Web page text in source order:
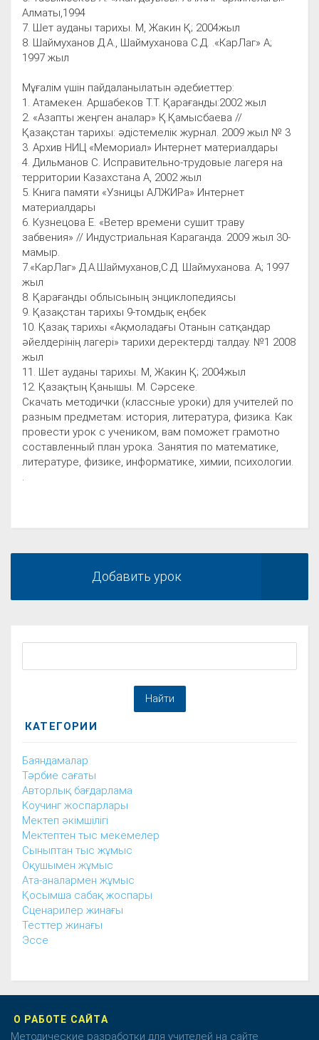
Алматы,1994
7. Шет ауданы тарихы. М, Жакин Қ; 2004жыл
8. Шаймуханов Д.А., Шаймуханова С.Д. .«КарЛаг» А;
1997 жыл
Мұғалім үшін пайдаланылатын әдебиеттер:
1. Атамекен. Аршабеков Т.Т. Қарағанды:2002 жыл
2. «Азапты жеңген аналар» Қ.Қамысбаева //
Қазақстан тарихы: әдістемелік журнал. 2009 жыл № 3
3. Архив НИЦ «Мемориал» Интернет материалдары
4. Дильманов С. Исправительно-трудовые лагеря на
территории Казахстана А, 2002 жыл
5. Книга памяти «Узницы АЛЖИРа» Интернет
материалдары
6. Кузнецова Е. «Ветер времени сушит траву
забвения» // Индустриальная Караганда. 2009 жыл 30-
мамыр.
7.«КарЛаг» Д.А.Шаймуханов,С.Д. Шаймуханова. А; 1997
жыл
8. Қарағанды облысының энциклопедиясы
9. Қазақстан тарихы 9-томдық еңбек
10. Қазақ тарихы «Ақмоладағы Отанын сатқандар
әйелдерінің лагері» тарихи деректерді талдау. №1 2008
жыл
11. Шет ауданы тарихы. М, Жакин Қ; 2004жыл
12. Қазақтың Қанышы. М. Сәрсеке.
Скачать методички (классные уроки) для учителей по
разным предметам: история, литература, физика. Как
провести урок с учеником, вам поможет грамотно
составленный план урока. Занятия по математике,
литературе, физике, информатике, химии, психологии.
Добавить урок
КАТЕГОРИИ
Баяндамалар
Тәрбие сағаты
Авторлық бағдарлама
Коучинг жоспарлары
Мектеп әкімшілігі
Мектептен тыс мекемелер
Сыныптан тыс жұмыс
Оқушымен жұмыс
Ата-аналармен жұмыс
Қосымша сабақ жоспары
Сценарилер жинағы
Тесттер жинағы
Эссе
О РАБОТЕ САЙТА
Методические разработки для учителей на сайте